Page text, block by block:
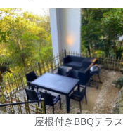
屋根付きBBQテラス